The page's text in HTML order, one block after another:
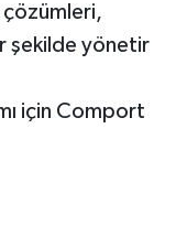
çözümleri,
şekilde yönetir
için Comport